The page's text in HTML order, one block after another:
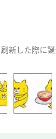
新した際に